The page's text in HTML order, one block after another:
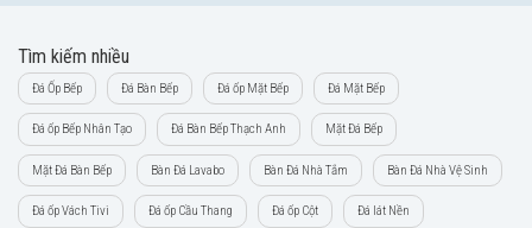
Tìm kiếm nhiều
Đá Ốp Bếp Đá Bàn Bếp Đá ốp Mặt Bếp Đá Mặt Bếp
Đá ốp Bếp Nhân Tạo Đá Bàn Bếp Thạch Anh Mặt Đá Bếp
Mặt Đá Bàn Bếp Bàn Đá Lavabo Bàn Đá Nhà Tắm Bàn Đá Nhà Vệ Sinh
Đá ốp Vách Tivi Đá ốp Cầu Thang Đá ốp Cột Đá lát Nền